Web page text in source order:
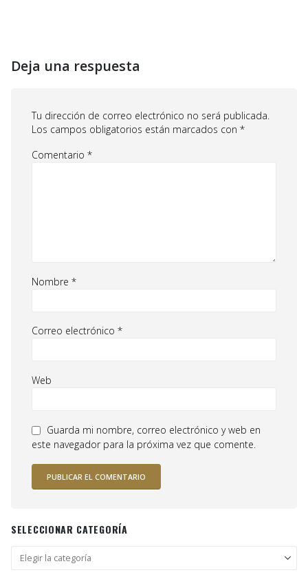
Deja una respuesta
Tu dirección de correo electrónico no será publicada.
Los campos obligatorios están marcados con *
Comentario *
Nombre *
Correo electrónico *
Web
Guarda mi nombre, correo electrónico y web en
este navegador para la próxima vez que comente.
SELECCIONAR CATEGORÍA
Seleccionar
categoría